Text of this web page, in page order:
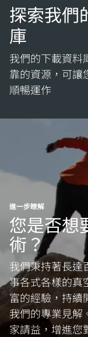
探索我們
庫
我們的下載資料
靠的資源，可讓
順暢運作
進一步瞭解
您是否想
術？
我們秉持著長達
事各式各樣的真
富的經驗，持續
我們的專業見解
家請益，增進您